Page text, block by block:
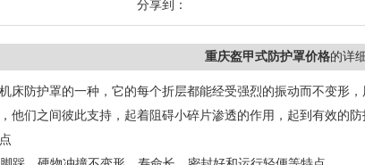
分享到：
重庆盔甲式防护罩价格的详
床防护罩的一种，它的每个折层都能经受强烈的振动而不变形
他们之间彼此支持，起着阻碍小碎片渗透的作用，起到有效的防